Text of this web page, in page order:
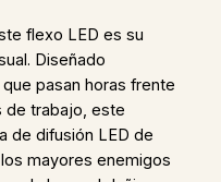
flexo LED es su
Diseñado
pasan horas frente
de trabajo, este
de difusión LED de
mayores enemigos